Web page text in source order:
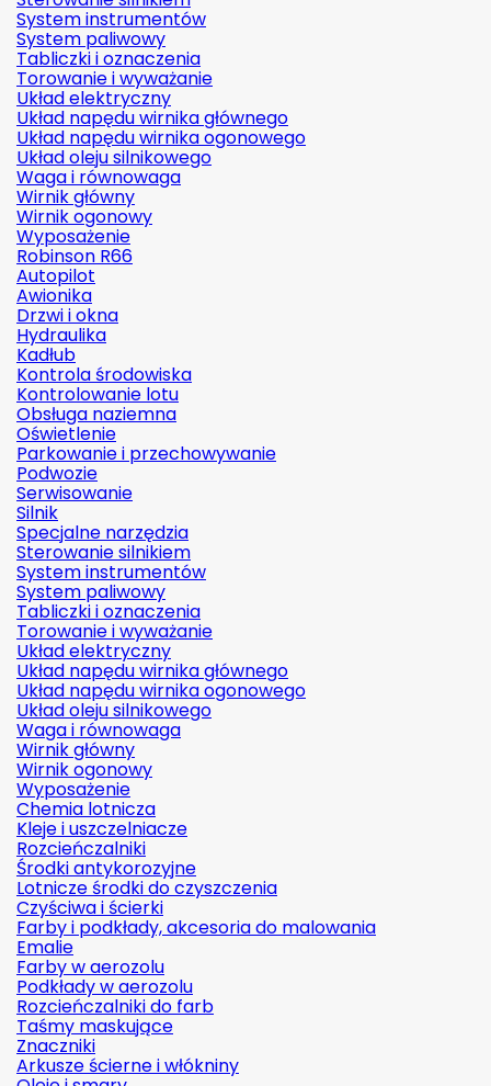
System instrumentów
System paliwowy
Tabliczki i oznaczenia
Torowanie i wyważanie
Układ elektryczny
Układ napędu wirnika głównego
Układ napędu wirnika ogonowego
Układ oleju silnikowego
Waga i równowaga
Wirnik główny
Wirnik ogonowy
Wyposażenie
Robinson R66
Autopilot
Awionika
Drzwi i okna
Hydraulika
Kadłub
Kontrola środowiska
Kontrolowanie lotu
Obsługa naziemna
Oświetlenie
Parkowanie i przechowywanie
Podwozie
Serwisowanie
Silnik
Specjalne narzędzia
Sterowanie silnikiem
System instrumentów
System paliwowy
Tabliczki i oznaczenia
Torowanie i wyważanie
Układ elektryczny
Układ napędu wirnika głównego
Układ napędu wirnika ogonowego
Układ oleju silnikowego
Waga i równowaga
Wirnik główny
Wirnik ogonowy
Wyposażenie
Chemia lotnicza
Kleje i uszczelniacze
Rozcieńczalniki
Środki antykorozyjne
Lotnicze środki do czyszczenia
Czyściwa i ścierki
Farby i podkłady, akcesoria do malowania
Emalie
Farby w aerozolu
Podkłady w aerozolu
Rozcieńczalniki do farb
Taśmy maskujące
Znaczniki
Arkusze ścierne i włókniny